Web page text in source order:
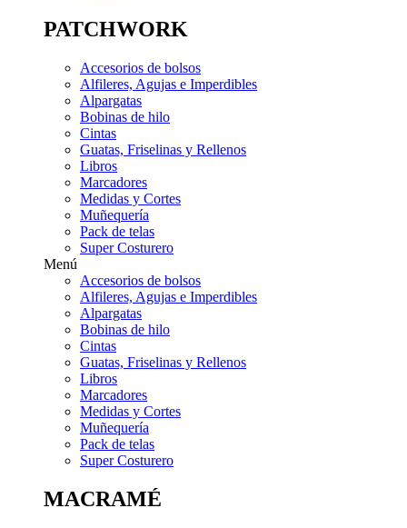
PATCHWORK
Accesorios de bolsos
Alfileres, Agujas e Imperdibles
Alpargatas
Bobinas de hilo
Cintas
Guatas, Friselinas y Rellenos
Libros
Marcadores
Medidas y Cortes
Muñequería
Pack de telas
Super Costurero
Menú
Accesorios de bolsos
Alfileres, Agujas e Imperdibles
Alpargatas
Bobinas de hilo
Cintas
Guatas, Friselinas y Rellenos
Libros
Marcadores
Medidas y Cortes
Muñequería
Pack de telas
Super Costurero
MACRAMÉ